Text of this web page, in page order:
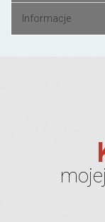
Informacje